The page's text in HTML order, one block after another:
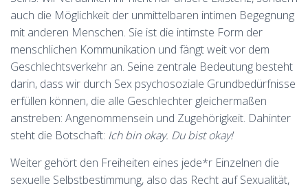
auch die Möglichkeit der unmittelbaren intimen Begegnung
mit anderen Menschen. Sie ist die intimste Form der
menschlichen Kommunikation und fängt weit vor dem
Geschlechtsverkehr an. Seine zentrale Bedeutung besteht
darin, dass wir durch Sex psychosoziale Grundbedürfnisse
erfüllen können, die alle Geschlechter gleichermaßen
anstreben: Angenommensein und Zugehörigkeit. Dahinter
steht die Botschaft: Ich bin okay. Du bist okay!
Weiter gehört den Freiheiten eines jede*r Einzelnen die
sexuelle Selbstbestimmung, also das Recht auf Sexualität,